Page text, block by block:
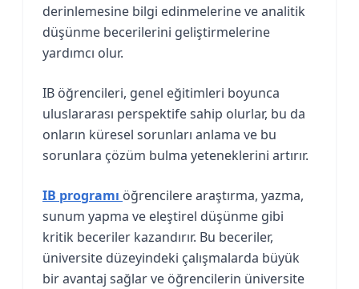
derinlemesine bilgi edinmelerine ve analitik
düşünme becerilerini geliştirmelerine
yardımcı olur.
IB öğrencileri, genel eğitimleri boyunca
uluslararası perspektife sahip olurlar, bu da
onların küresel sorunları anlama ve bu
sorunlara çözüm bulma yeteneklerini artırır.
IB programı öğrencilere araştırma, yazma,
sunum yapma ve eleştirel düşünme gibi
kritik beceriler kazandırır. Bu beceriler,
üniversite düzeyindeki çalışmalarda büyük
bir avantaj sağlar ve öğrencilerin üniversite